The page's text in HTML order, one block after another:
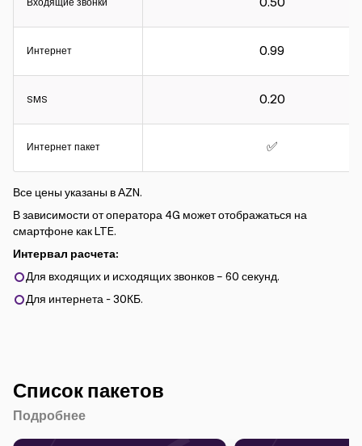
Интервал расчета:
Для входящих и исходящих звонков – 60 секунд.
Входящие звонки
Интернет
SMS
Интернет пакет
0.99
0.20
✅
Все цены указаны в АZN.
В зависимости от оператора 4G может отображаться на
смартфоне как LTE.
Интервал расчета:
Для входящих и исходящих звонков – 60 секунд.
Для интернета - 30КБ.
Список пакетов
Подробнее